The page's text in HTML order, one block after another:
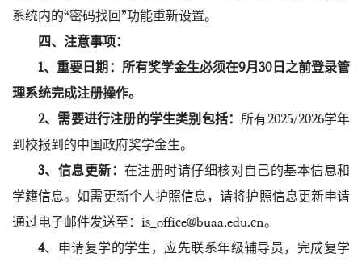
系统内的“密码找回”功能重新设置。
四、注意事项：
1、重要日期：所有奖学金生必须在9月30日之前登录管
理系统完成注册操作。
2、需要进行注册的学生类别包括： 所有2025/2026学年
到校报到的中国政府奖学金生。
3、信息更新：在注册时请仔细核对自己的基本信息和
学籍信息。如需更新个人护照信息，请将护照信息更新申请
通过电子邮件发送至：is_office@buaa.edu.cn。
4、申请复学的学生，应先联系年级辅导员，完成复学